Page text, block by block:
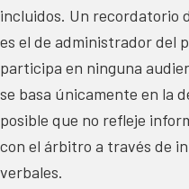
incluidos. Un recordatorio
es el de administrador del
participa en ninguna
se basa únicamente en la
posible que no refleje
con el árbitro a través de
verbales.